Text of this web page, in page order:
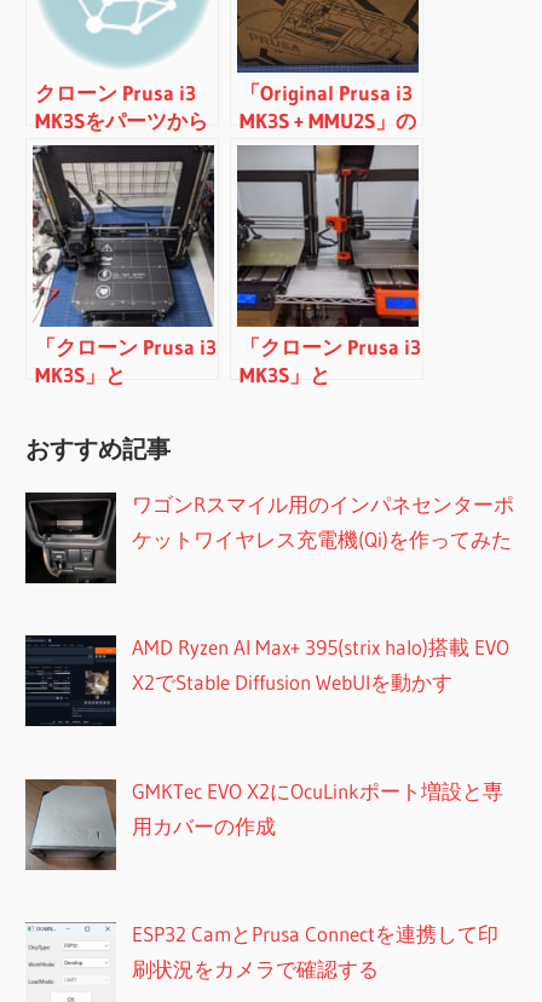
クローン Prusa i3
MK3Sをパーツから
組み立て＆保守部
品
「Original Prusa i3
MK3S + MMU2S」の
購入レビュー
「クローン Prusa i3
MK3S」と
MK3S」の比較レビ
ュー（組み立てキ
「クローン Prusa i3
MK3S」と
おすすめ記事
ワゴンRスマイル用のインパネセンターポ
ケットワイヤレス充電機(Qi)を作ってみた
AMD Ryzen AI Max+ 395(strix halo)搭載 EVO
X2でStable Diffusion WebUIを動かす
GMKTec EVO X2にOcuLinkポート増設と専
用カバーの作成
ESP32 CamとPrusa Connectを連携して印
刷状況をカメラで確認する